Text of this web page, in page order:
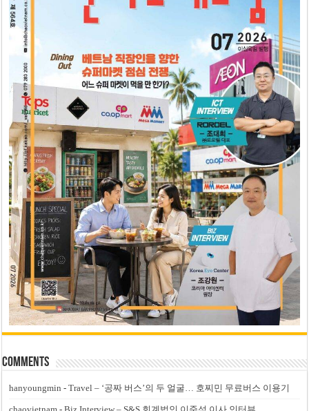
Comments
hanyoungmin -Travel – ‘공짜 버스’의 두 얼굴… 호찌민 무료버스 이용기